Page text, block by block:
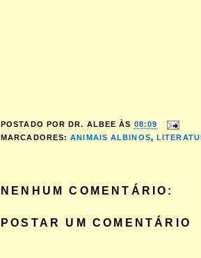
POSTADO POR DR. ALBEE ÀS 08:09
MARCADORES:ANIMAIS ALBINOS,
NENHUM COMENTÁRIO:
POSTAR UM COMENTÁRIO